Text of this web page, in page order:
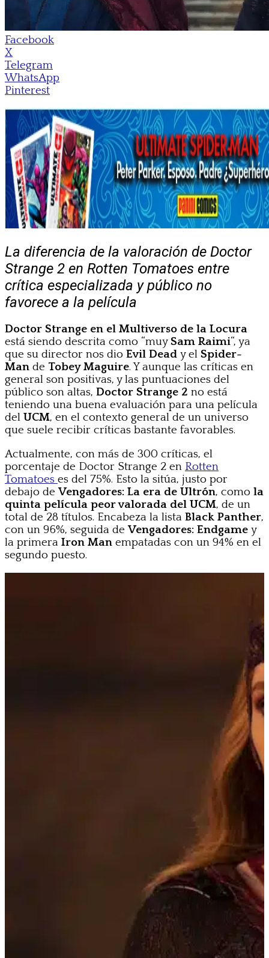
Facebook
X
Telegram
WhatsApp
Pinterest
La diferencia de la valoración de Doctor
Strange 2 en Rotten Tomatoes entre
crítica especializada y público no
favorece a la película
Doctor Strange en el Multiverso de la Locura
está siendo descrita como “muySam Raimi“, ya
que su director nos dio Evil Dead y el Spider-
Man de Tobey Maguire. Y aunque las críticas en
general son positivas, y las puntuaciones del
público son altas, Doctor Strange 2 no está
teniendo una buena evaluación para una película
del UCM, en el contexto general de un universo
que suele recibir críticas bastante favorables.
Actualmente, con más de 300 críticas, el
porcentaje de Doctor Strange 2 en Rotten
Tomatoes es del 75%. Esto la sitúa, justo por
debajo deVengadores: La era de Ultrón, como la
quinta película peor valorada del UCM, de un
total de 28 títulos. Encabeza la lista Black Panther,
con un 96%, seguida deVengadores: Endgame y
la primera Iron Man empatadas con un 94% en el
segundo puesto.